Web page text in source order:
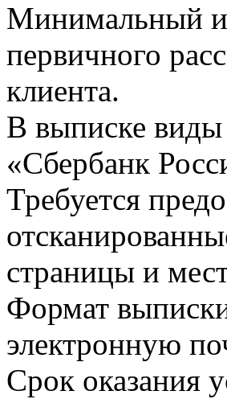
Минимальный и
первичного
клиента.
В выписке
«Сбербанк
Требуется
страницы и
Формат
электронную
Срок оказания